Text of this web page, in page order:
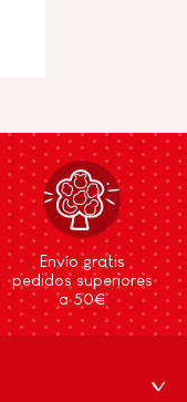
Envío gratis
pedidos superiores
a 50€